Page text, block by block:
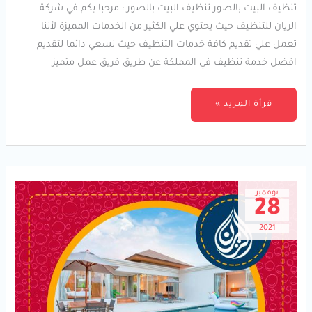
تنظيف البيت بالصور تنظيف البيت بالصور : مرحبا بكم في شركة
الريان للتنظيف حيث يحتوي علي الكثير من الخدمات المميزة لأننا
تعمل علي تقديم كافة خدمات التنظيف حيث نسعي دائما لتقديم
افضل خدمة تنظيف في المملكة عن طريق فريق عمل متميز
قرأة المزيد »
نوفمبر
28
2021